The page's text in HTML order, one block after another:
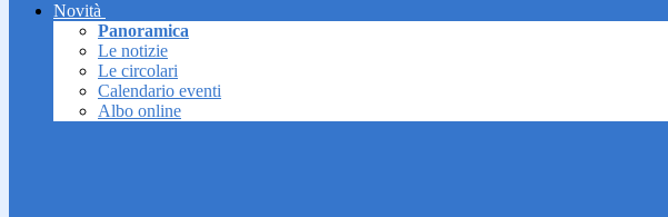
Novità
Panoramica
Le notizie
Le circolari
Calendario eventi
Albo online